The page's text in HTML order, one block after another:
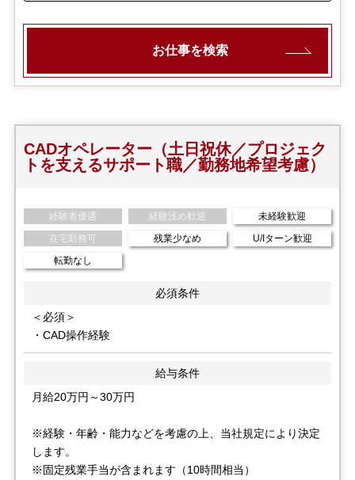
お仕事を検索
CADオペレーター（土日祝休／プロジェク
トを支えるサポート職／勤務地希望考慮）
経験者優遇 経験浅め歓迎
未経験歓迎
在宅勤務可
残業少なめ
U/Iターン歓迎
転勤なし
必須条件
＜必須＞
・CAD操作経験
給与条件
月給20万円～30万円
※経験・年齢・能力などを考慮の上、当社規定により決定
します。
※固定残業手当が含まれます（10時間相当）